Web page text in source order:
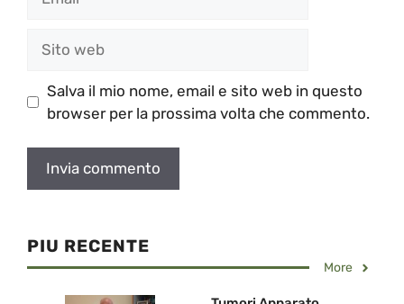
web
Salva il mio nome, email e sito web in questo
browser per la prossima volta che commento.
PIU RECENTE
More